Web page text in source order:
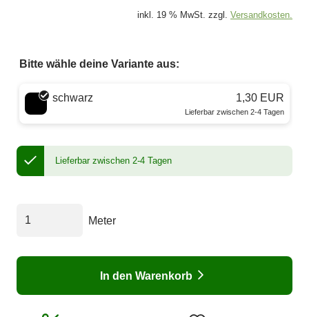
inkl. 19 % MwSt. zzgl. Versandkosten.
Bitte wähle deine Variante aus:
Wähle eine Farbe
schwarz 1,30 EUR
Lieferbar zwischen 2-4 Tagen
Lieferbar zwischen 2-4 Tagen
Meter
In den Warenkorb